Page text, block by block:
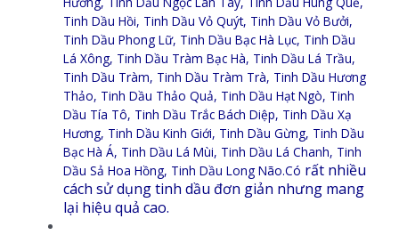
Tinh Dầu Hồi, Tinh Dầu Vỏ Quýt, Tinh Dầu Vỏ Bưởi,
Tinh Dầu Phong Lữ, Tinh Dầu Bạc Hà Lục, Tinh Dầu
Lá Xông, Tinh Dầu Tràm Bạc Hà, Tinh Dầu Lá Trầu,
Tinh Dầu Tràm, Tinh Dầu Tràm Trà, Tinh Dầu Hương
Thảo, Tinh Dầu Thảo Quả, Tinh Dầu Hạt Ngò, Tinh
Dầu Tía Tô, Tinh Dầu Trắc Bách Diệp, Tinh Dầu Xạ
Hương, Tinh Dầu Kinh Giới, Tinh Dầu Gừng, Tinh Dầu
Bạc Hà Á, Tinh Dầu Lá Mùi, Tinh Dầu Lá Chanh, Tinh
Dầu Sả Hoa Hồng, Tinh Dầu Long Não.Có rất nhiều
cách sử dụng tinh dầu đơn giản nhưng mang
lại hiệu quả cao.